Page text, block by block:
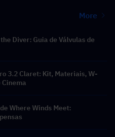
More
Diver: Guia de Válvulas de
3.2 Claret: Kit, Materiais, W-
Cinema
Where Winds Meet: